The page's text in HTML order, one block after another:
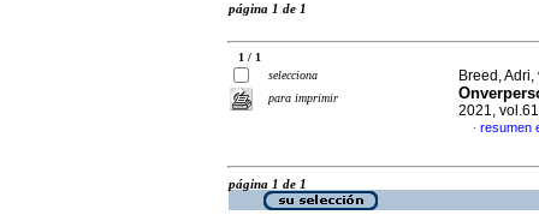
página 1 de 1
1 / 1
selecciona
para imprimir
Breed,
2021,
· resumen
página 1 de 1